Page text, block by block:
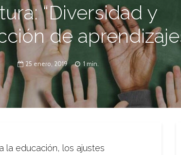
“Diversidad y
de
25 enero, 2019 1 min.
la educación, los ajustes